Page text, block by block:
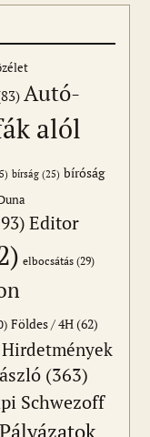
Autó-
alól
bírság (25) bíróság
Editor
elbocsátás (29)
Földes / 4H(62)
Hirdetmények
(363)
Schwezoff
Pályázatok